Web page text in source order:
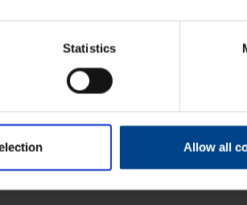
Statistics
Allow all
*